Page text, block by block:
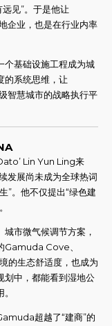
见”。于是他让
企业，也是在行业内率
个基础设施工程成为城
的系统思维，让
智慧城市的战略执行平
Lin Yun Ling来
发展尚未成为全球热词
”。他不仅提出“绿色建
市微气候调节方案，
Gamuda Cove、
的生态舒适度，也成为
划中，都能看到湿地公
超越了“建商”的